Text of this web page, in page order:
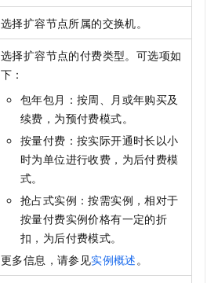
选择扩容节点所属的交换机。
选择扩容节点的付费类型。可选项如
下：
包年包月：按周、月或年购买及
续费，为预付费模式。
按量付费：按实际开通时长以小
时为单位进行收费，为后付费模
式。
抢占式实例：按需实例，相对于
按量付费实例价格有一定的折
扣，为后付费模式。
更多信息，请参见实例概述。